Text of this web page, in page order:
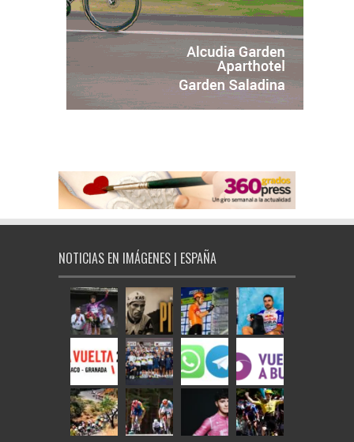
NOTICIAS EN IMÁGENES | ESPAÑA